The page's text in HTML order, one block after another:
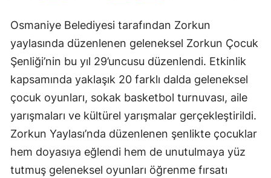
Osmaniye Belediyesi tarafından Zorkun
yaylasında düzenlenen geleneksel Zorkun Çocuk
Şenliği’nin bu yıl 29’uncusu düzenlendi. Etkinlik
kapsamında yaklaşık 20 farklı dalda geleneksel
çocuk oyunları, sokak basketbol turnuvası, aile
yarışmaları ve kültürel yarışmalar gerçekleştirildi.
Zorkun Yaylası’nda düzenlenen şenlikte çocuklar
hem doyasıya eğlendi hem de unutulmaya yüz
tutmuş geleneksel oyunları öğrenme fırsatı